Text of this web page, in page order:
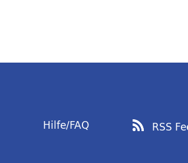
Hilfe/FAQ RSS